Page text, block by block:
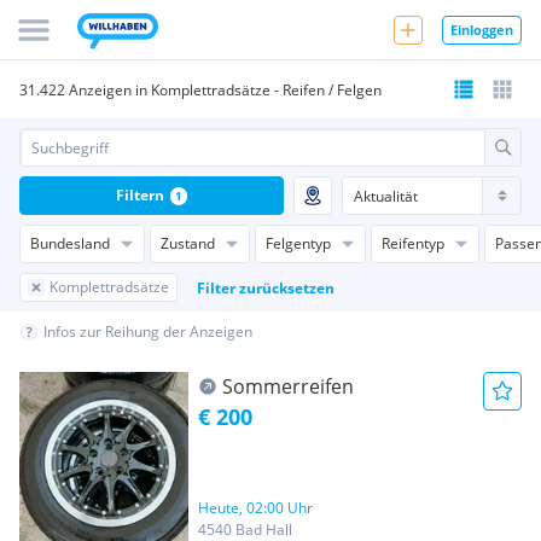
Einloggen
31.422 Anzeigen in Komplettradsätze - Reifen / Felgen
Bundesland Zustand Felgentyp Reifentyp
Komplettradsätze Filter zurücksetzen
Filtern 1
Infos zur Reihung der Anzeigen
Sommerreifen
€ 200
Heute, 02:00 Uhr
4540 Bad Hall